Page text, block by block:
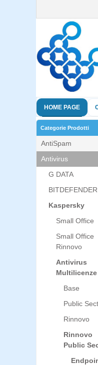
HOME PAGE
Categorie Prodotti
AntiSpam
Antivirus
G DATA
BITDEFENDER
Kaspersky
Small Office
Small Office
Rinnovo
Antivirus
Multilicenze
Base
Public
Rinnovo
Rinnovo
Public